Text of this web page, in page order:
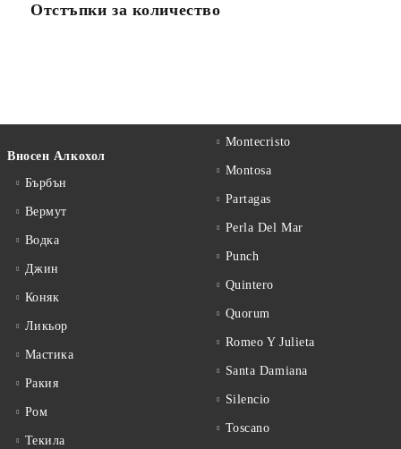
Отстъпки за количество
Вносен Алкохол
Бърбън
Вермут
Водка
Джин
Коняк
Ликьор
Мастика
Ракия
Ром
Текила
Montecristo
Montosa
Partagas
Perla Del Mar
Punch
Quintero
Quorum
Romeo Y Julieta
Santa Damiana
Silencio
Toscano